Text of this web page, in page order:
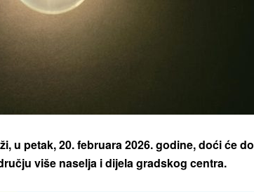
u petak, 20. februara 2026. godine, doći će do
više naselja i dijela gradskog centra.